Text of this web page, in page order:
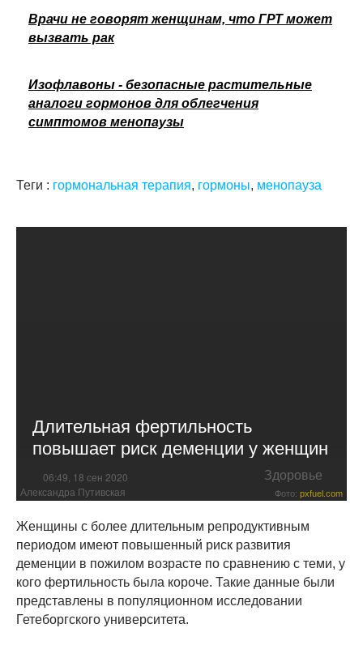
Врачи не говорят женщинам, что ГРТ может
вызвать рак
Изофлавоны - безопасные растительные
аналоги гормонов для облегчения
симптомов менопаузы
Теги : гормональная терапия, гормоны, менопауза
Длительная фертильность
повышает риск деменции у женщин
06:49, 18 сен 2020 Здоровье
Александра Путивская Фото: pxfuel.com
Женщины с более длительным репродуктивным
периодом имеют повышенный риск развития
деменции в пожилом возрасте по сравнению с теми, у
кого фертильность была короче. Такие данные были
представлены в популяционном исследовании
Гетеборгского университета.